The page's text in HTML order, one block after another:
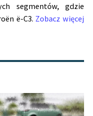
segmentów, gdzie
ë-C3. Zobacz więcej